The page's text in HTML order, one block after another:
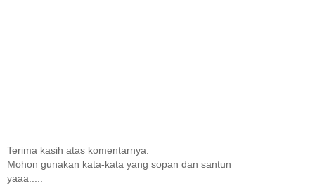
Terima kasih atas komentarnya.
Mohon gunakan kata-kata yang sopan dan santun
yaaa.....